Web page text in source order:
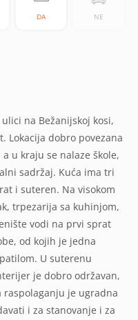
DA NE
na Bežanijskoj kosi,
Lokacija dobro povezana
u kraju se nalaze škole,
sadržaj. Kuća ima tri
i suteren. Na visokom
trpezarija sa kuhinjom,
vodi na prvi sprat
od kojih je jedna
U suterenu
je dobro održavan,
je ugradna
i za stanovanje i za